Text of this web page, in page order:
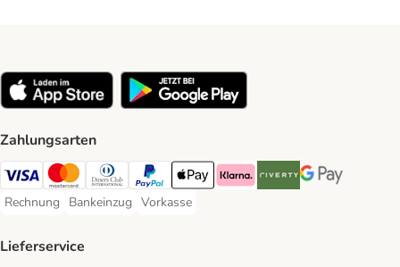
Zahlungsarten
Visa Payment Method
Mastercard Payment Method
Diners Club Payment Method
PayPal Payment Method
Apple Pay Payment Method
Klarna Payment Method
Riverty Payment Method
Google Pay
Rechnung
Rechnung Payment Method
Bankeinzug
Bankeinzug Payment Method
Vorkasse
Vorkasse Payment Method
Lieferservice